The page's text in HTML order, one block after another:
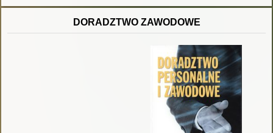
DORADZTWO ZAWODOWE